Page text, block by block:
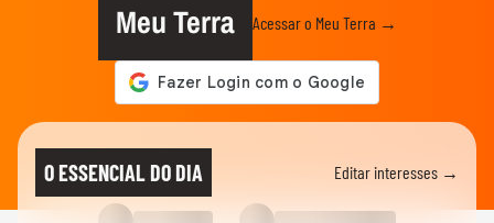
Meu Terra Acessar o Meu Terra →
O ESSENCIAL DO DIA Editar interesses →